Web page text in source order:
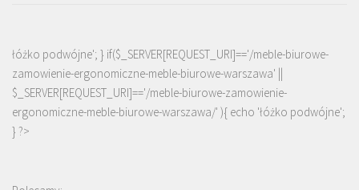
łóżko podwójne'; } if($_SERVER[REQUEST_URI]=='/meble-biurowe-
zamowienie-ergonomiczne-meble-biurowe-warszawa' ||
$_SERVER[REQUEST_URI]=='/meble-biurowe-zamowienie-
ergonomiczne-meble-biurowe-warszawa/' ){ echo 'łóżko podwójne';
} ?>